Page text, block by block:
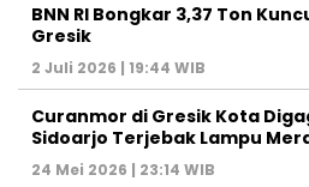
BNN RI Bongkar 3,37 Ton
Gresik
2 Juli 2026 | 19:44 WIB
Curanmor di Gresik Kota
Sidoarjo Terjebak Lampu
24 Mei 2026 | 23:14 WIB